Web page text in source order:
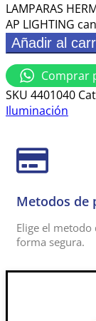
LAMPARAS
AP LIGHTING
Añadir al
Comprar
SKU 4401040
Iluminación
Metodos de
Elige el
forma segura.